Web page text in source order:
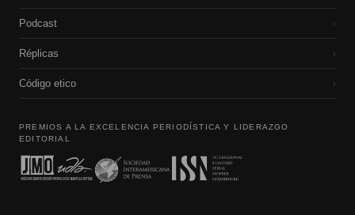
Podcast ›
Réplicas ›
Código etico ›
PREMIOS A LA EXCELENCIA PERIODÍSTICA Y LIDERAZGO
EDITORIAL